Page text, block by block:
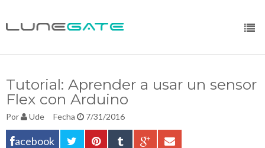
Tutorial: Aprender a usar un sensor
Flex con Arduino
Por Ude Fecha 7/31/2016
acebook